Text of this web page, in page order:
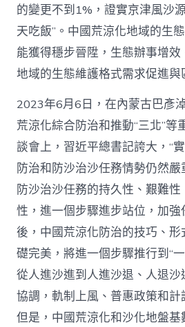
的變更不到1%，證實京津風沙
天吃飯”。中國荒涼化地域的生
能獲得穩步晉陞，生態辦事增
地域的生態維護格式需求促進與
2023年6月6日，在內蒙古巴彥
荒涼化綜合防治和推動“三北”等
談會上，習近平總書記誇大，“
防治和防沙治沙任務情勢仍然
防沙治沙任務的持久性、艱難
性，進一個步驟進步站位，加強
後，中國荒涼化防治的技巧、
礎完美，將進一個步驟推行到“
從人進沙進到人進沙退、人退
協調，軌制上風、普惠政策和計
但是，中國荒涼化和沙化地盤